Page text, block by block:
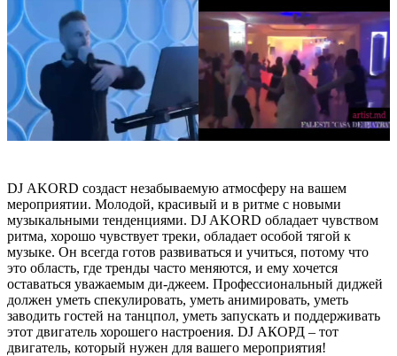
DJ АKORD создаст незабываемую атмосферу на вашем
мероприятии. Молодой, красивый и в ритме с новыми
музыкальными тенденциями. DJ AKORD обладает чувством
ритма, хорошо чувствует треки, обладает особой тягой к
музыке. Он всегда готов развиваться и учиться, потому что
это область, где тренды часто меняются, и ему хочется
оставаться уважаемым ди-джеем. Профессиональный диджей
должен уметь спекулировать, уметь анимировать, уметь
заводить гостей на танцпол, уметь запускать и поддерживать
этот двигатель хорошего настроения. DJ АКОРД – тот
двигатель, который нужен для вашего мероприятия!